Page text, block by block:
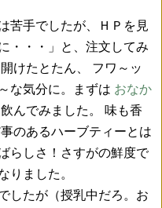
苦手でしたが、ＨＰを見
・・・」と、注文してみ
けたとたん、 フワ～ッ
な気分に。まずは おなか
んでみました。 味も香
のあるハーブティーとは
らしさ！さすがの鮮度で
りました。
したが（授乳中だろ。お